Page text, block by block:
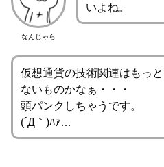
なんじゃら
いよね。
仮想通貨の技術関連はもっ
ないものかなぁ・・・
頭パンクしちゃうです。
(´Д｀)ﾊｧ…